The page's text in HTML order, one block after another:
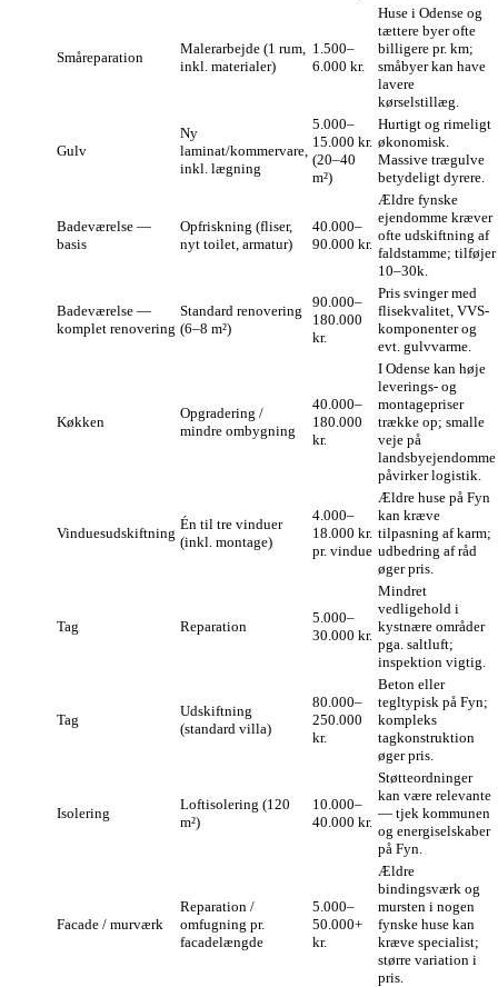
Småreparation
Malerarbejde (1 rum,
inkl. materialer)
1.500–
6.000 kr.
Huse i Odense og
tættere byer ofte
billigere pr. km;
småbyer kan have
lavere
kørselstillæg.
Gulv
Ny
laminat/kommervare,
inkl. lægning
5.000–
15.000 kr.
(20–40
m²)
Hurtigt og rimeligt
økonomisk.
Massive trægulve
betydeligt dyrere.
Badeværelse —
basis
Opfriskning (fliser,
nyt toilet, armatur)
40.000–
90.000 kr.
Ældre fynske
ejendomme kræver
ofte udskiftning af
faldstamme; tilføjer
10–30k.
Badeværelse —
komplet renovering
Standard renovering
(6–8 m²)
90.000–
180.000
kr.
Pris svinger med
flisekvalitet, VVS-
komponenter og
evt. gulvvarme.
Køkken
Opgradering /
mindre ombygning
40.000–
180.000
kr.
I Odense kan høje
leverings- og
montagepriser
trække op; smalle
veje på
landsbyejendomme
påvirker logistik.
Vinduesudskiftning
Én til tre vinduer
(inkl. montage)
4.000–
18.000 kr.
pr. vindue
Ældre huse på Fyn
kan kræve
tilpasning af karm;
udbedring af råd
øger pris.
Tag Reparation
5.000–
30.000 kr.
Mindret
vedligehold i
kystnære områder
pga. saltluft;
inspektion vigtig.
Tag
Udskiftning
(standard villa)
80.000–
250.000
kr.
Beton eller
tegltypisk på Fyn;
kompleks
tagkonstruktion
øger pris.
Isolering
Loftisolering (120
m²)
10.000–
40.000 kr.
Støtteordninger
kan være relevante
— tjek kommunen
og energiselskaber
på Fyn.
Facade / murværk
Reparation /
omfugning pr.
facadelængde
5.000–
50.000+
kr.
Ældre
bindingsværk og
mursten i nogen
fynske huse kan
kræve specialist;
større variation i
pris.